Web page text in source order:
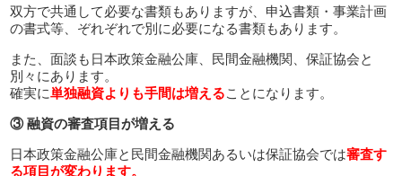
双方で共通して必要な書類もありますが、申込書類・事業計画
の書式等、ぞれぞれで別に必要になる書類もあります。
また、面談も日本政策金融公庫、民間金融機関、保証協会と
別々にあります。
確実に単独融資よりも手間は増えることになります。
③ 融資の審査項目が増える
日本政策金融公庫と民間金融機関あるいは保証協会では審査す
る項目が変わります。